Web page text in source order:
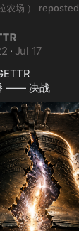
场 ） reposted
· Jul 17
—— 决战